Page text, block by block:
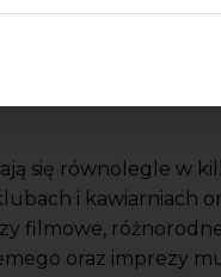
kontrowersyjne
pozycje
Awards) –
się równolegle w
i kawiarniach
filmowe,
oraz imprezy